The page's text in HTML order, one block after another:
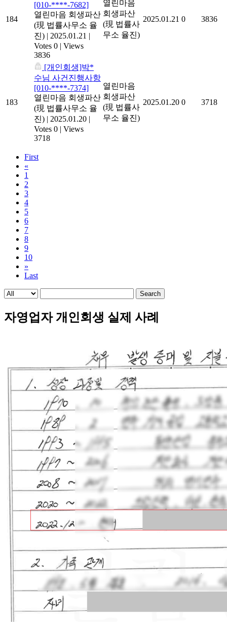
184
[010-****-7682]
열린마음 회생파산
(現 법률사무소 율
진) | 2025.01.21 |
Votes 0 | Views
3836
열린마음
회생파산
(現 법률사
무소 율진)
2025.01.21 0 3836
183
[개인회생]박*
수님 사건진행사항
[010-****-7374]
열린마음 회생파산
(現 법률사무소 율
진) | 2025.01.20 |
Votes 0 | Views
3718
열린마음
회생파산
(現 법률사
무소 율진)
2025.01.20 0 3718
First
«
1
2
3
4
5
6
7
8
9
10
»
Last
Search
자영업자 개인회생 실제 사례